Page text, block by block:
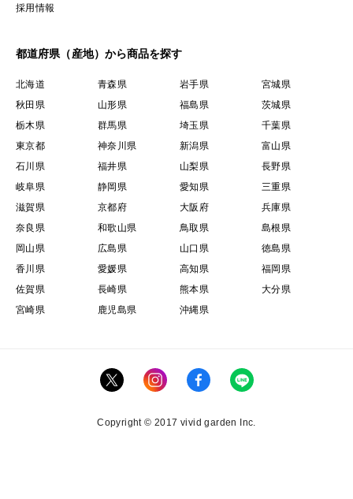
採用情報
都道府県（産地）から商品を探す
北海道 青森県 岩手県
宮城県
秋田県
山形県 福島県
茨城県
栃木県
群馬県 埼玉県
千葉県
東京都
神奈川県 新潟県
富山県
石川県
福井県 山梨県
長野県
岐阜県
静岡県 愛知県
三重県
滋賀県
京都府 大阪府
兵庫県
奈良県
和歌山県 鳥取県
島根県
岡山県
広島県 山口県
徳島県
香川県
愛媛県 高知県
福岡県
佐賀県
長崎県 熊本県
大分県
宮崎県
鹿児島県 沖縄県
Copyright © 2017 vivid garden Inc.